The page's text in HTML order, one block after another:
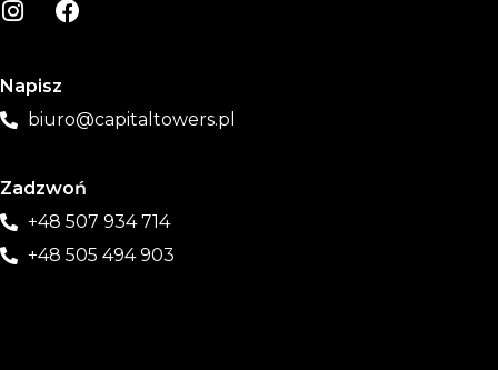
Napisz
biuro@capitaltowers.pl
Zadzwoń
+48 507 934 714
+48 505 494 903